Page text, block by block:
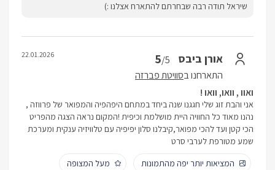
שיראל תודה רבה שבחרתם להתארח אצלנו :)
אורן ביבס 5/5
התארחנו בסוויטת פברזה
22.01.2026
ואוו , וואו, וואו !
אני והבת זוג שלי חגגנו שנה ביחד במתחם היפהפיה והמפואר של פרווזה ,
נהנו מאוד כל החוויה היית מושלמת וכיפית !המקום נראה הצגה מהפריט
הכי קטן ועד להכי מפואר,קיבלנו סלון יפיפיה עם טלוויזיה ענקית ומערכת
שמע מטורפת לערבי סרט
המציאות יותר יפה מהתמונות
מעל המצופה